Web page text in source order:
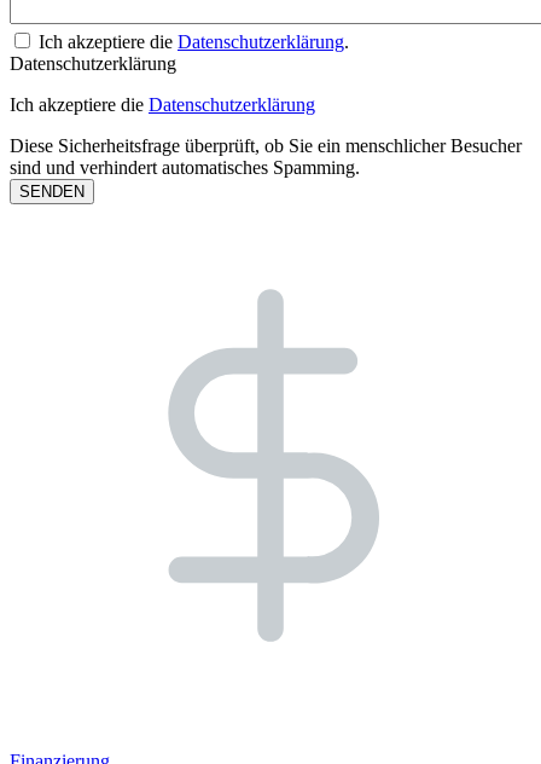
Ich akzeptiere die Datenschutzerklärung.
Datenschutzerklärung
Ich akzeptiere die Datenschutzerklärung
Diese Sicherheitsfrage überprüft, ob Sie ein menschlicher Besucher
sind und verhindert automatisches Spamming.